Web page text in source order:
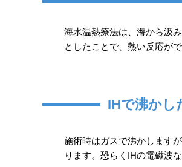
海水温熱療法は、海から汲
としたことで、熱い反応が
IHで沸かし
施術時はガスで沸かします
ります。恐らくIHの電磁波